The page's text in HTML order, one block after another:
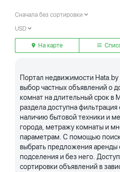
Сначала без сортировки
USD
На карте
Портал недвижимости
выбор частных объявлений о
комнат на длительный срок в
раздела доступна фильтрация
наличию бытовой техники и
города, метражу комнаты и
параметрам. С помощью
выбрать предложения аренды
подселения и без него.
сортировки объявлений в